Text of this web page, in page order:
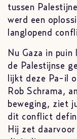
tussen
werd een
langlopend
Nu Gaza in
de Palestijnse
lijkt deze Pa-il
Rob Schrama,
beweging, ziet
dit conflict
Hij zet